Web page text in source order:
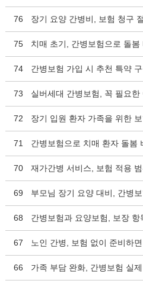
76 장기 요양 간병비, 보험 청구
75 치매 초기, 간병보험으로 돌봄
74 간병보험 가입 시 추천 특약 구
73 실버세대 간병보험, 꼭 필요한
72 장기 입원 환자 가족을 위한
71 간병보험으로 치매 환자 돌봄
70 재가간병 서비스, 보험 적용
69 부모님 장기 요양 대비, 간병
68 간병보험과 요양보험, 보장 항
67 노인 간병, 보험 없이 준비하
66 가족 부담 완화, 간병보험 실